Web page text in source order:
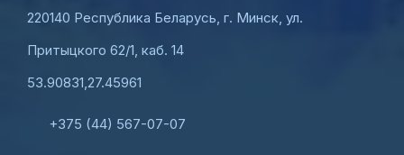
220140 Республика Беларусь, г. Минск, ул.
Притыцкого 62/1, каб. 14
53.90831,27.45961
+375 (44) 567-07-07